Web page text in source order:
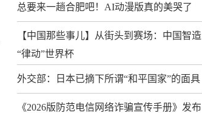
总要来一趟合肥吧！AI动漫版真的美哭了
【中国那些事儿】从街头到赛场：中国智造
“律动”世界杯
外交部：日本已摘下所谓“和平国家”的面具
《2026版防范电信网络诈骗宣传手册》发布